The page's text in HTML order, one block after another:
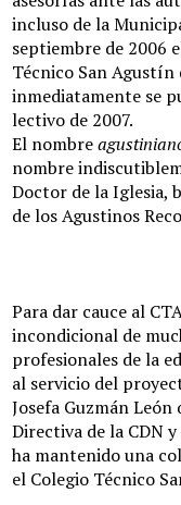
incluso de la
septiembre de 2006
Técnico San Agustín
inmediatamente se
lectivo de 2007.
El nombre
nombre
Doctor de la Iglesia,
de los Agustinos
Para dar cauce al
incondicional de
profesionales de la
al servicio del
Josefa Guzmán
Directiva de la CDN
ha mantenido una
el Colegio Técnico